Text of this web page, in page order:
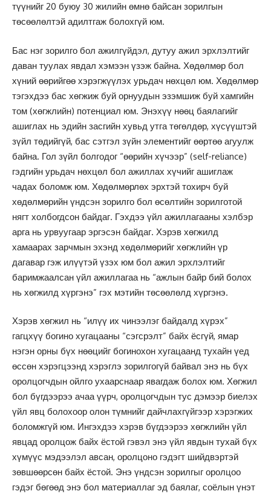
түүнийг 20 буюу 30 жилийн өмнө байсан зорилгын
төсөөлөлтэй адилтгаж болохгүй юм.
Бас нэг зорилго бол ажилгүйдэл, дутуу ажил эрхлэлтийг
даван туулах явдал хэмээн үзэж байна. Хөдөлмөр бол
хүний өөрийгөө хэрэгжүүлэх урьдач нөхцөл юм. Хөдөлмөр
тэгэхдээ бас хөгжиж буй орнуудын эзэмшиж буй хамгийн
том (хөгжлийн) потенциал юм. Энэхүү нөөц баялагийг
ашиглах нь эдийн засгийн хувьд утга төгөлдөр, хүсүүштэй
зүйл төдийгүй, бас сэтгэл зүйн элементийг өөртөө агуулж
байна. Гол зүйл болгодог “өөрийн хүчээр” (self-reliance)
гэдгийн урьдач нөхцөл бол ажиллах хүчийг ашиглаж
чадах боломж юм. Хөдөлмөрлөх эрхтэй тохирч буй
хөдөлмөрийн үндсэн зорилго бол өсөлтийн зорилготой
нягт холбогдсон байдаг. Гэхдээ үйл ажиллагааны хэлбэр
арга нь урвуугаар эргэсэн байдаг. Хэрэв хөгжилд
хамаарах зарчмын эхэнд хөдөлмөрийг хөгжлийн үр
дагавар гэж илүүтэй үзэх юм бол ажил эрхлэлтийг
баримжаалсан үйл ажиллагаа нь “ажлын байр бий болох
нь хөгжилд хүргэнэ” гэх мэтийн төсөөлөлд хүргэнэ.
Хэрэв хөгжил нь “илүү их чинээлэг байдалд хүрэх”
гагцхүү богино хугацааны “сэгсрэлт” байх ёсгүй, ямар
нэгэн орны бүх нөөцийг богинохон хугацаанд тухайн үед
өссөн хэрэгцээнд хэрэглэ зорилгогүй байвал энэ нь бүх
оролцогчдын ойлго ухаарснаар явагдаж болох юм. Хөгжил
бол бүгдээрээ ачаа үүрч, оролцогчдын тус дэмээр биелэх
үйл явц болохоор олон түмнийг дайчлахгүйгээр хэрэгжих
боломжгүй юм. Ингэхдээ хэрэв бүгдээрээ хөгжлийн үйл
явцад оролцож байх ёстой гэвэл энэ үйл явдын тухай бүх
хүмүүс мэдээлэл авсан, оролцоно гэдэгт шийдвэртэй
зөвшөөрсөн байх ёстой. Энэ үндсэн зорилгыг оролцоо
гэдэг бөгөөд энэ бол материаллаг эд баялаг, соёлын үнэт